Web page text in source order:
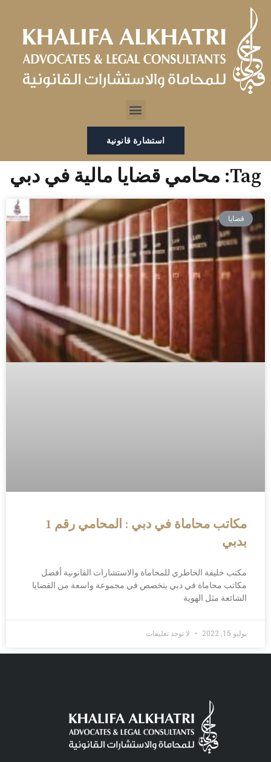
تخطي
المحتوى
Menu
استشارة قانونية
Tag: محامي قضايا مالية في دبي
قضايا
مكاتب محاماة في دبي : المحامي رقم 1
بدبي
مكتب خليفة الخاطري للمحاماة والاستشارات القانونية أفضل
مكاتب محاماة في دبي يتخصص في مجموعة واسعة من القضايا
الشائعة مثل الهوية
يوليو 15, 2022 لا توجد تعليقات